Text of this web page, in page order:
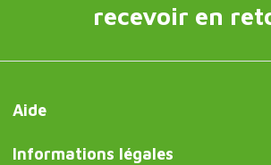
recevoir en
Aide
Informations légales